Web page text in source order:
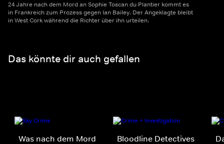
24 Jahre nach dem Mord an Sophie Toscan du Plantier kommt es
in Frankreich zum Prozess gegen Ian Bailey. Der Angeklagte bleibt
in West Cork während die Richter über ihn urteilen.
Das könnte dir auch gefallen
Was nach dem Mord
Bloodline Detectives